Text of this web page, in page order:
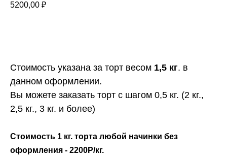
5200,00 ₽
Стоимость указана за торт весом 1,5 кг. в
данном оформлении.
Вы можете заказать торт с шагом 0,5 кг. (2 кг.,
2,5 кг., 3 кг. и более)
Стоимость 1 кг. торта любой начинки без
оформления - 2200Р/кг.